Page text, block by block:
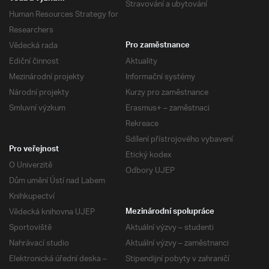
Stravování a ubytování
Human Resources Strategy for
Researchers
Vědecká rada
Ediční činnost
Mezinárodní projekty
Národní projekty
Smluvní výzkum
Pro zaměstnance
Aktuality
Informační systémy
Kurzy pro zaměstnance
Erasmus+ – zaměstnaci
Rekreace
Sdílení přístrojového vybavení
Etický kodex
Odbory UJEP
Pro veřejnost
O Univerzitě
Dům umění Ústí nad Labem
Knihkupectví
Vědecká knihovna UJEP
Sportoviště
Nahrávací studio
Elektronická úřední deska –
Mezinárodní spolupráce
Aktuální výzvy – studenti
Aktuální výzvy – zaměstnanci
Stipendijní pobyty v zahraničí